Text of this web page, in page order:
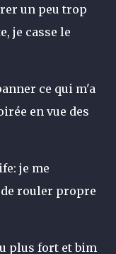
un peu trop
je casse le
ce qui m'a
en vue des
je me
rouler propre
plus fort et bim